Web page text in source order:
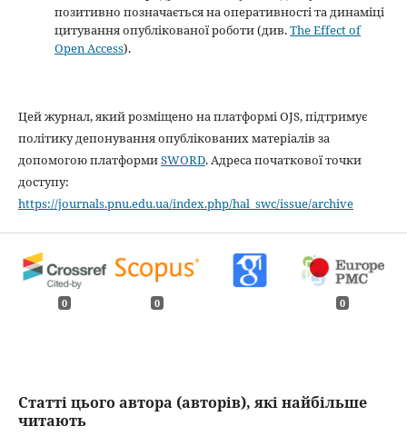
позитивно позначається на оперативності та динаміці
цитування опублікованої роботи (див.The Effect of
Open Access).
Цей журнал, який розміщено на платформі OJS, підтримує
політику депонування опублікованих матеріалів за
допомогою платформиSWORD. Адреса початкової точки
доступу:
https://journals.pnu.edu.ua/index.php/hal_swc/issue/archive
0 0 0
Статті цього автора (авторів), які найбільше
читають